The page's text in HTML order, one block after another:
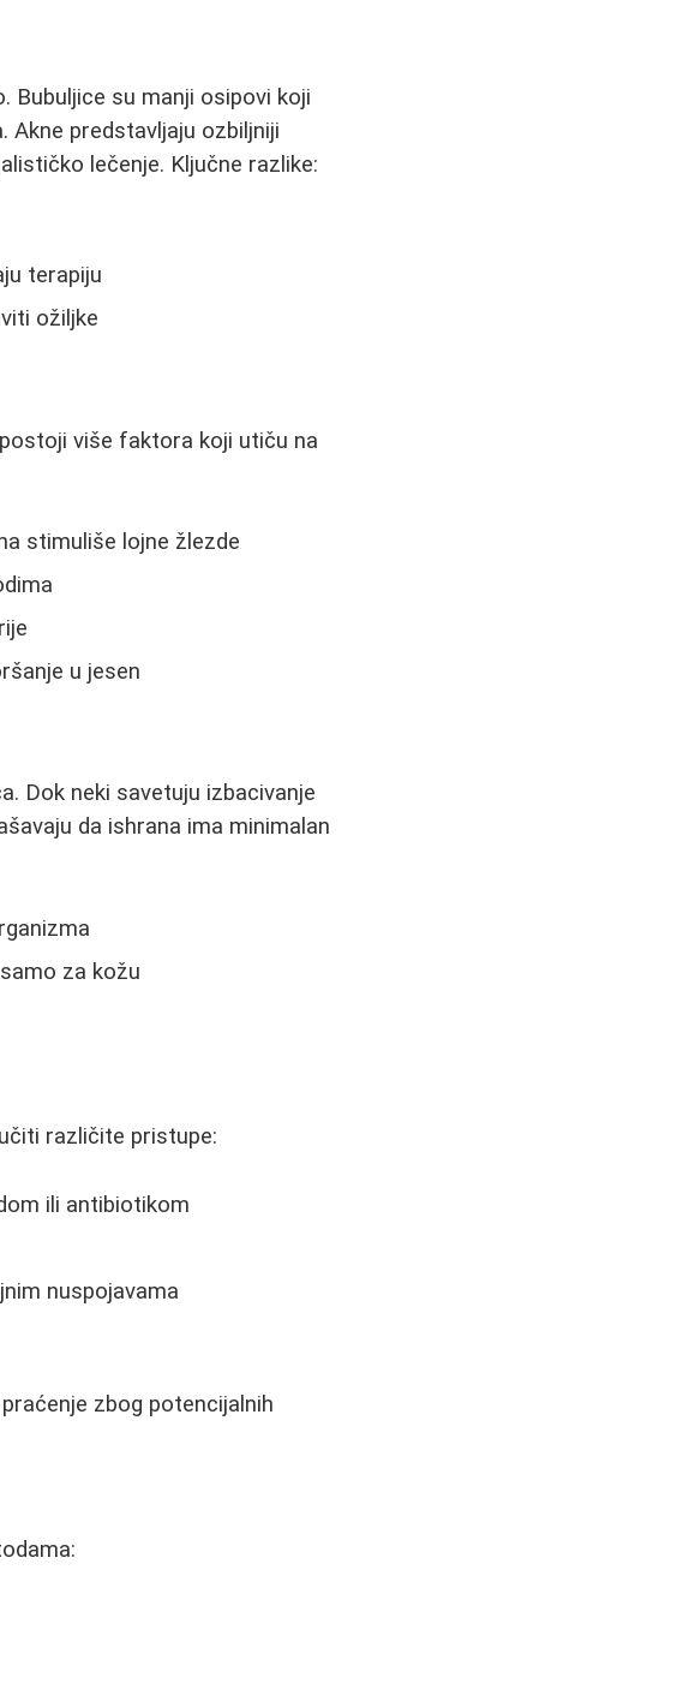
Bubuljice su manji osipovi koji
Akne predstavljaju ozbiljniji
lečenje. Ključne razlike:
terapiju
ožiljke
više faktora koji utiču na
stimuliše lojne žlezde
u jesen
Dok neki savetuju izbacivanje
da ishrana ima minimalan
za kožu
različite pristupe:
ili antibiotikom
nuspojavama
zbog potencijalnih